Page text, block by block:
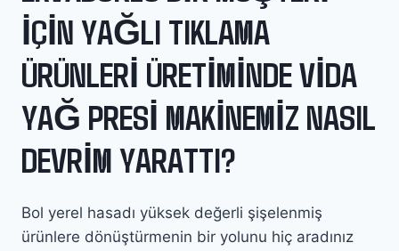
İÇIN YAĞLI TIKLAMA
ÜRÜNLERI ÜRETIMINDE VIDA
YAĞ PRESI MAKINEMIZ NASIL
DEVRIM YARATTI?
Bol yerel hasadı yüksek değerli şişelenmiş
ürünlere dönüştürmenin bir yolunu hiç aradınız